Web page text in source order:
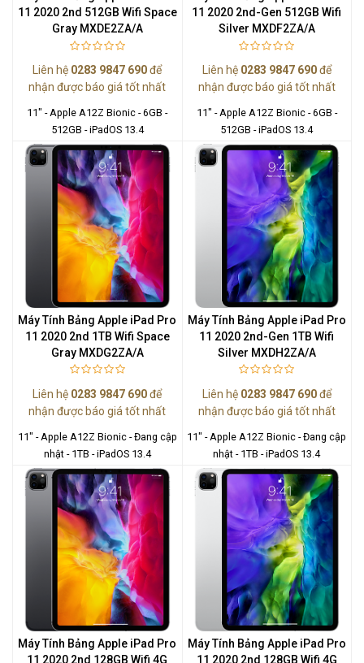
11 2020 2nd 512GB Wifi Space
Gray MXDE2ZA/A
Liên hệ 0283 9847 690để
nhận được báo giá tốt nhất
11" - Apple A12Z Bionic - 6GB -
512GB - iPadOS 13.4
11 2020 2nd-Gen 512GB Wifi
Silver MXDF2ZA/A
Liên hệ 0283 9847 690để
nhận được báo giá tốt nhất
11" - Apple A12Z Bionic - 6GB -
512GB - iPadOS 13.4
Máy Tính Bảng Apple iPad Pro
11 2020 2nd 1TB Wifi Space
Gray MXDG2ZA/A
Liên hệ 0283 9847 690để
nhận được báo giá tốt nhất
11" - Apple A12Z Bionic - Đang cập
nhật - 1TB - iPadOS 13.4
Máy Tính Bảng Apple iPad Pro
11 2020 2nd-Gen 1TB Wifi
Silver MXDH2ZA/A
Liên hệ 0283 9847 690để
nhận được báo giá tốt nhất
11" - Apple A12Z Bionic - Đang cập
nhật - 1TB - iPadOS 13.4
Máy Tính Bảng Apple iPad Pro
11 2020 2nd 128GB Wifi 4G
Máy Tính Bảng Apple iPad Pro
11 2020 2nd 128GB Wifi 4G